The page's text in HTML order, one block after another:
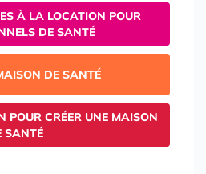
À LA LOCATION POUR
DE SANTÉ
DE SANTÉ
POUR CRÉER UNE MAISON
SANTÉ